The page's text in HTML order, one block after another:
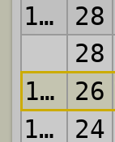
10.
28
28
12.
26
13.
24